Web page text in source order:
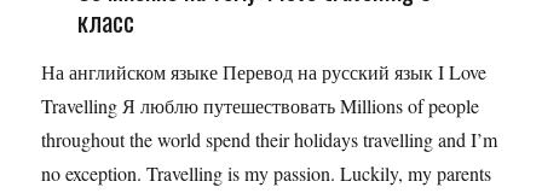
класс
На английском языке Перевод на русский язык I Love
Travelling Я люблю путешествовать Millions of people
throughout the world spend their holidays travelling and I’m
no exception. Travelling is my passion. Luckily, my parents